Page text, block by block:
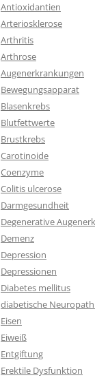
Antioxidantien
Arteriosklerose
Arthritis
Arthrose
Augenerkrankungen
Bewegungsapparat
Blasenkrebs
Blutfettwerte
Brustkrebs
Carotinoide
Coenzyme
Colitis ulcerose
Darmgesundheit
Degenerative
Demenz
Depression
Depressionen
Diabetes mellitus
diabetische
Eisen
Eiweiß
Entgiftung
Erektile Dysfunktion